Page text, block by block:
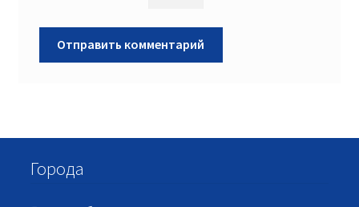
Города